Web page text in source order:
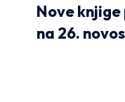
Nove
na 26.